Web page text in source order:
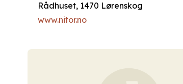
Rådhuset, 1470 Lørenskog
www.nitor.no